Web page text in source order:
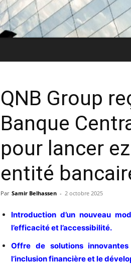
QNB Group
Banque
pour lancer
entité
Par Samir Belhassen - 2 octobre 2025
Introduction d’un nouveau
l’efficacité et l’accessibilité.
Offre de solutions
l’inclusion financière et le